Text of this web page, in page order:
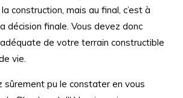
construction, mais au final, c’est à
décision finale. Vous devez donc
de votre terrain constructible
vie.
sûrement pu le constater en vous